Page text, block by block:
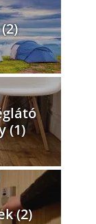
(1)
(2)